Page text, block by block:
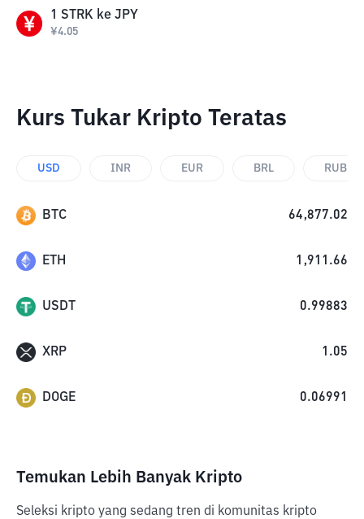
1 STRK ke JPY
¥4.05
Kurs Tukar Kripto Teratas
USD INR EUR BRL RUB
BTC 64,877.02
ETH 1,911.66
USDT 0.99883
XRP 1.05
DOGE 0.06991
Temukan Lebih Banyak Kripto
Seleksi kripto yang sedang tren di komunitas kripto